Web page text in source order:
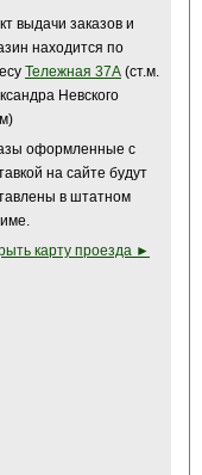
выдачи заказов и
находится по
Тележная 37А (ст.м.
Невского
оформленные с
на сайте будут
в штатном
карту проезда ►